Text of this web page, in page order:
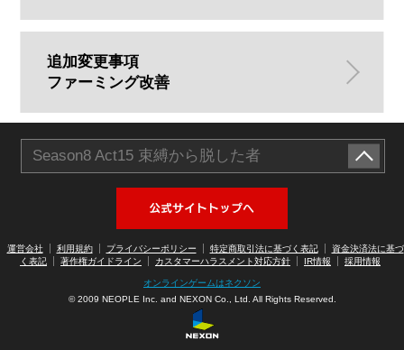
追加変更事項
ファーミング改善
Season8 Act15 束縛から脱した者
運営会社 利用規約 プライバシーポリシー 特定商取引法に基づく表記
資金決済法に基づ
く表記
著作権ガイドライン カスタマーハラスメント対応方針 IR情報 採用情報
オンラインゲームはネクソン
© 2009 NEOPLE Inc. and NEXON Co., Ltd. All Rights Reserved.